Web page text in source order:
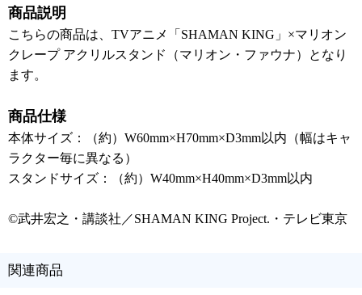
商品説明
こちらの商品は、TVアニメ「SHAMAN KING」×マリオン
クレープ アクリルスタンド（マリオン・ファウナ）となり
ます。
商品仕様
本体サイズ：（約）W60mm×H70mm×D3mm以内（幅はキャ
ラクター毎に異なる）
スタンドサイズ：（約）W40mm×H40mm×D3mm以内
©武井宏之・講談社／SHAMAN KING Project.・テレビ東京
関連商品